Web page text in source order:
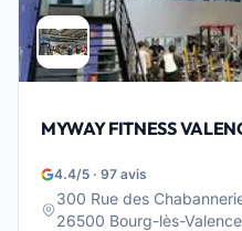
MYWAY FITNESS
4.4/5 · 97 avis
300 Rue des
26500 Bourg-lès-Valence